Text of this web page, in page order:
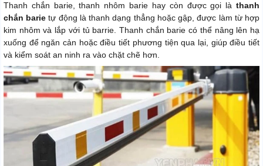
Thanh chắn barie, thanh nhôm barie hay còn được gọi là thanh
chắn barie tự động là thanh dạng thẳng hoặc gập, được làm từ hợp
kim nhôm và lắp với tủ barrie. Thanh chắn barie có thể nâng lên hạ
xuống để ngăn cản hoặc điều tiết phương tiện qua lại, giúp điều tiết
và kiểm soát an ninh ra vào chặt chẽ hơn.